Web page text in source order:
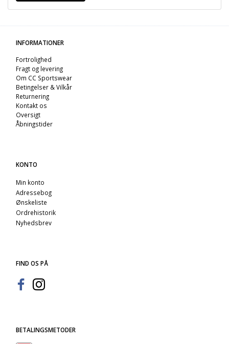
INFORMATIONER
Fortrolighed
Fragt og levering
Om CC Sportswear
Betingelser & Vilkår
Returnering
Kontakt os
Oversigt
Åbningstider
KONTO
Min konto
Adressebog
Ønskeliste
Ordrehistorik
Nyhedsbrev
FIND OS PÅ
BETALINGSMETODER